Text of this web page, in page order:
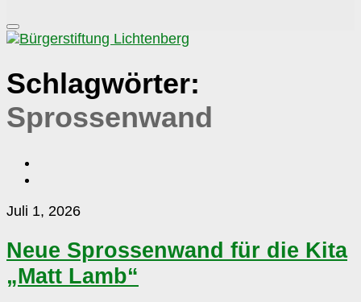
Schlagwörter:
Sprossenwand
Neue
für
die
Kita
Juli 1, 2026
Neue Sprossenwand für die Kita
„Matt Lamb“